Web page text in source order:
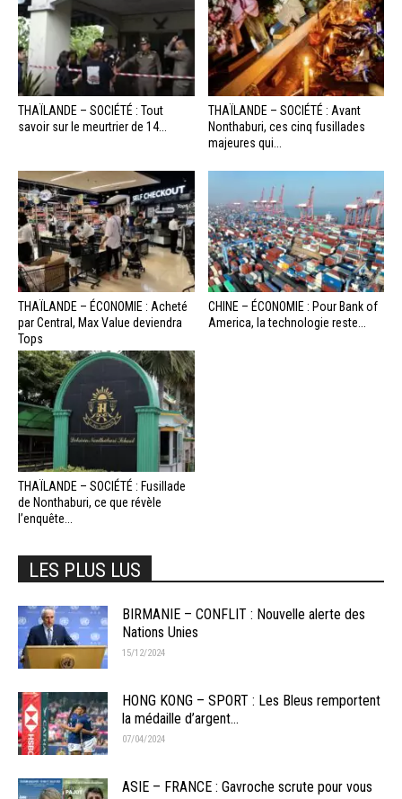
THAÏLANDE – SOCIÉTÉ : Tout
savoir sur le meurtrier de 14...
THAÏLANDE – SOCIÉTÉ : Avant
Nonthaburi, ces cinq fusillades
majeures qui...
THAÏLANDE – ÉCONOMIE : Acheté
par Central, Max Value deviendra
Tops
CHINE – ÉCONOMIE : Pour Bank of
America, la technologie reste...
THAÏLANDE – SOCIÉTÉ : Fusillade
de Nonthaburi, ce que révèle
l’enquête...
LES PLUS LUS
BIRMANIE – CONFLIT : Nouvelle alerte des
Nations Unies
15/12/2024
HONG KONG – SPORT : Les Bleus remportent
la médaille d’argent...
07/04/2024
ASIE – FRANCE : Gavroche scrute pour vous